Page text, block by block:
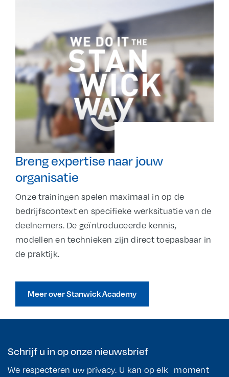
Breng expertise naar jouw
organisatie
Onze trainingen spelen maximaal in op de
bedrijfscontext en specifieke werksituatie van de
deelnemers. De geïntroduceerde kennis,
modellen en technieken zijn direct toepasbaar in
de praktijk.
Meer over Stanwick Academy
Schrijf u in op onze nieuwsbrief
We respecteren uw privacy. U kan op elk moment